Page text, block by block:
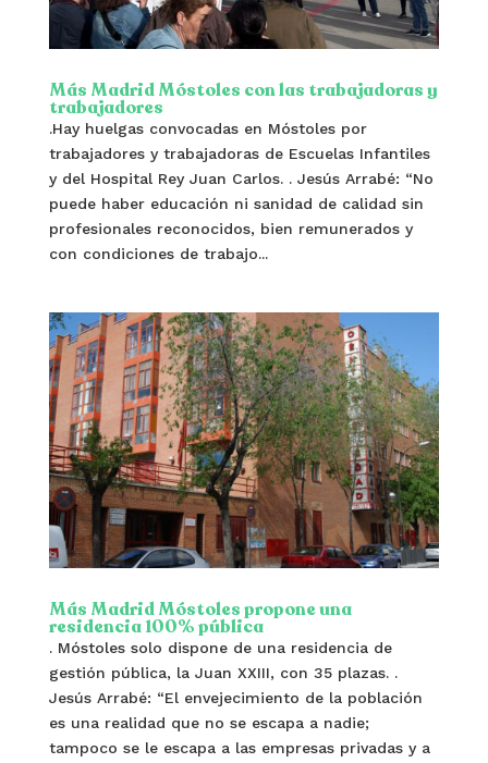
Más Madrid Móstoles con las trabajadoras y
trabajadores
.Hay huelgas convocadas en Móstoles por
trabajadores y trabajadoras de Escuelas Infantiles
y del Hospital Rey Juan Carlos. . Jesús Arrabé: “No
puede haber educación ni sanidad de calidad sin
profesionales reconocidos, bien remunerados y
con condiciones de trabajo...
Más Madrid Móstoles propone una
residencia 100% pública
. Móstoles solo dispone de una residencia de
gestión pública, la Juan XXIII, con 35 plazas. .
Jesús Arrabé: “El envejecimiento de la población
es una realidad que no se escapa a nadie;
tampoco se le escapa a las empresas privadas y a